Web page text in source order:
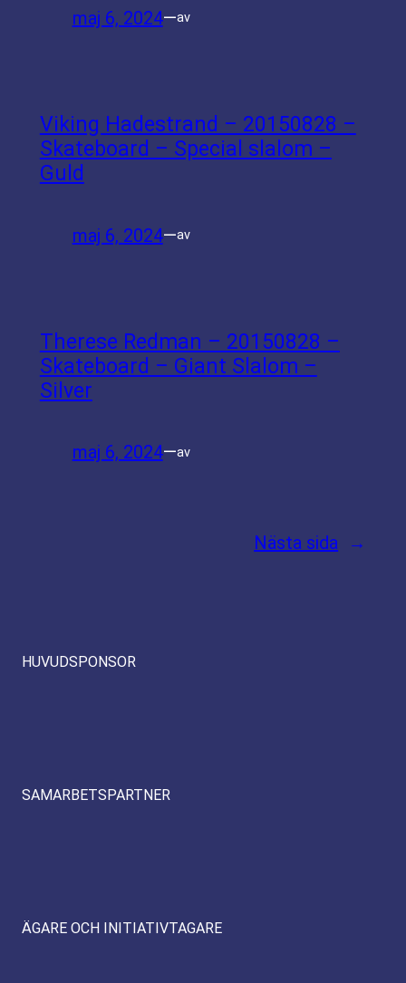
maj 6, 2024—av
Viking Hadestrand – 20150828 –
Skateboard – Special slalom –
Guld
maj 6, 2024—av
Therese Redman – 20150828 –
Skateboard – Giant Slalom –
Silver
maj 6, 2024—av
Nästa sida →
HUVUDSPONSOR
SAMARBETSPARTNER
ÄGARE OCH INITIATIVTAGARE